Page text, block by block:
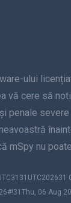
ului
vă cere să
penale
mSpy nu
06 Aug